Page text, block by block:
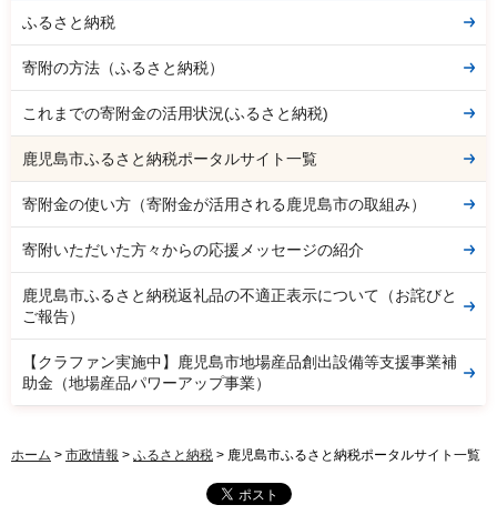
ふるさと納税
寄附の方法（ふるさと納税）
これまでの寄附金の活用状況(ふるさと納税)
鹿児島市ふるさと納税ポータルサイト一覧
寄附金の使い方（寄附金が活用される鹿児島市の取組み）
寄附いただいた方々からの応援メッセージの紹介
鹿児島市ふるさと納税返礼品の不適正表示について（お詫びと
ご報告）
【クラファン実施中】鹿児島市地場産品創出設備等支援事業補
助金（地場産品パワーアップ事業）
ホーム > 市政情報 > ふるさと納税 > 鹿児島市ふるさと納税ポータルサイト一覧